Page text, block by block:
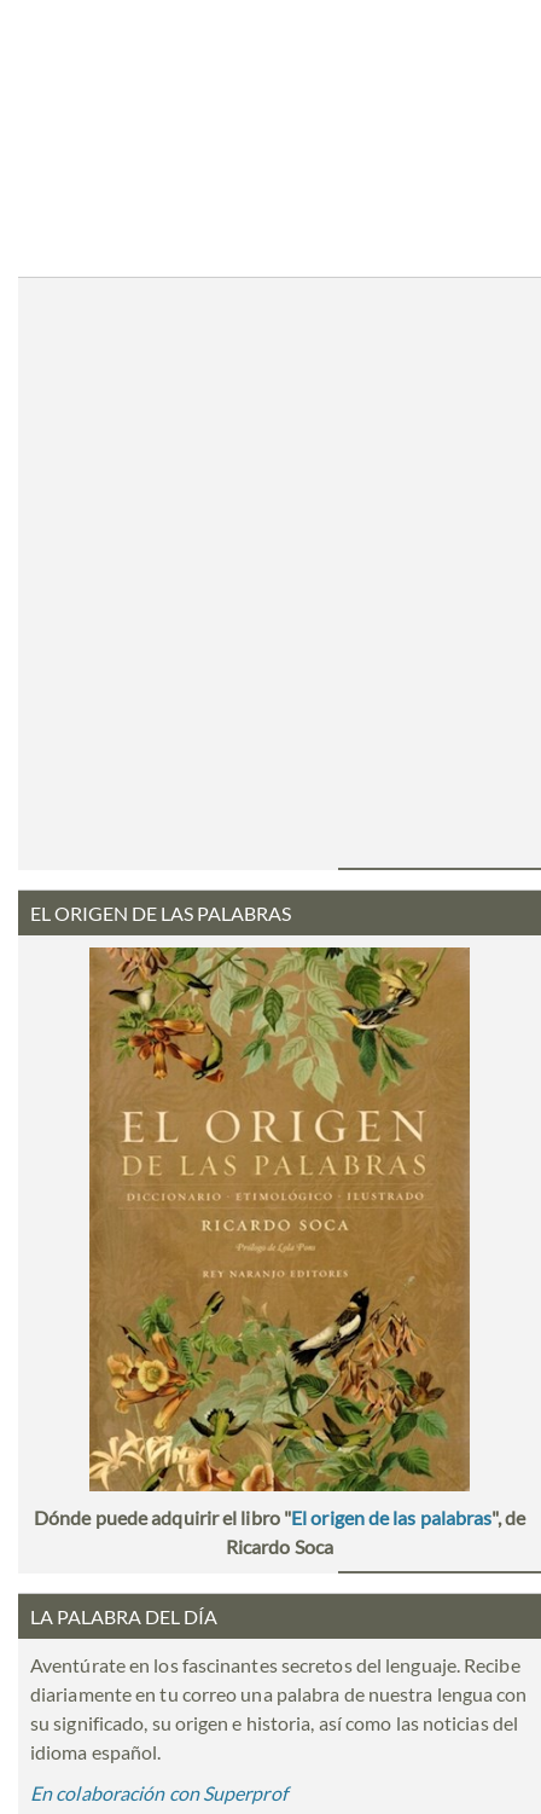
EL ORIGEN DE LAS PALABRAS
Dónde puede adquirir el libro "El origen de las palabras", de
Ricardo Soca
LA PALABRA DEL DÍA
Aventúrate en los fascinantes secretos del lenguaje. Recibe
diariamente en tu correo una palabra de nuestra lengua con
su significado, su origen e historia, así como las noticias del
idioma español.
En colaboración con Superprof